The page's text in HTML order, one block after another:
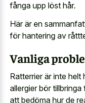
fånga upp löst hår.
Här är en
för hantering av
Vanliga
Ratterrier är inte
allergier bör
att bedöma hur de